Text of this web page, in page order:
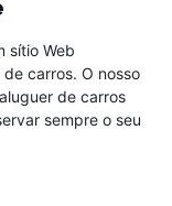
sítio Web
carros. O nosso
de carros
sempre o seu